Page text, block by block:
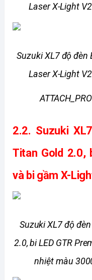
Laser X-Light
Suzuki XL7 độ đèn
Laser X-Light
2.2. Suzuki
Titan Gold 2.0,
và bi gầm X-
Suzuki XL7 độ
2.0, bi LED GTR
nhiệt màu